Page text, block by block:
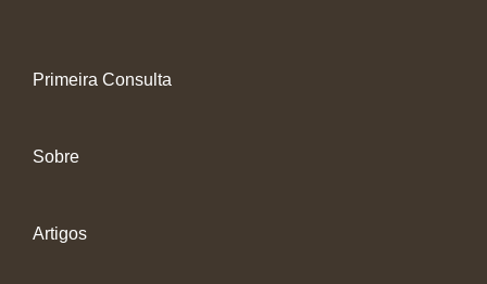
Primeira Consulta
Sobre
Artigos